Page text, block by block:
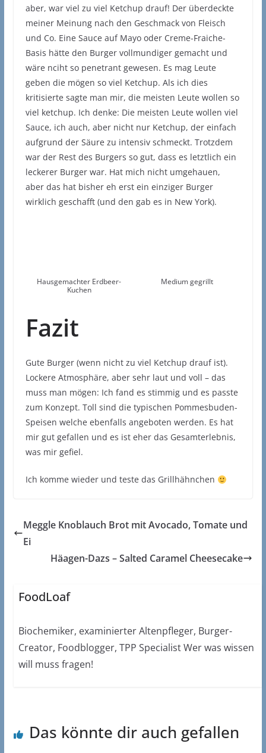
aber, war viel zu viel Ketchup drauf! Der überdeckte
meiner Meinung nach den Geschmack von Fleisch
und Co. Eine Sauce auf Mayo oder Creme-Fraiche-
Basis hätte den Burger vollmundiger gemacht und
wäre nciht so penetrant gewesen. Es mag Leute
geben die mögen so viel Ketchup. Als ich dies
kritisierte sagte man mir, die meisten Leute wollen so
viel ketchup. Ich denke: Die meisten Leute wollen viel
Sauce, ich auch, aber nicht nur Ketchup, der einfach
aufgrund der Säure zu intensiv schmeckt. Trotzdem
war der Rest des Burgers so gut, dass es letztlich ein
leckerer Burger war. Hat mich nicht umgehauen,
aber das hat bisher eh erst ein einziger Burger
wirklich geschafft (und den gab es in New York).
Hausgemachter Erdbeer-
Kuchen
Medium gegrillt
Fazit
Gute Burger (wenn nicht zu viel Ketchup drauf ist).
Lockere Atmosphäre, aber sehr laut und voll – das
muss man mögen: Ich fand es stimmig und es passte
zum Konzept. Toll sind die typischen Pommesbuden-
Speisen welche ebenfalls angeboten werden. Es hat
mir gut gefallen und es ist eher das Gesamterlebnis,
was mir gefiel.
Ich komme wieder und teste das Grillhähnchen
Meggle Knoblauch Brot mit Avocado, Tomate und
Ei
Häagen-Dazs – Salted Caramel Cheesecake
FoodLoaf
Biochemiker, examinierter Altenpfleger, Burger-
Creator, Foodblogger, TPP Specialist Wer was wissen
will muss fragen!
Das könnte dir auch gefallen